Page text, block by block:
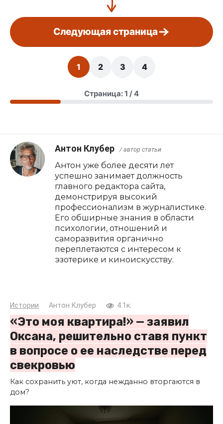
Следующая страница
1 2 3 4
Страница: 1 / 4
Антон Клубер / автор статьи
Антон уже более десяти лет
успешно занимает должность
главного редактора сайта,
демонстрируя высокий
профессионализм в журналистике.
Его обширные знания в области
психологии, отношений и
саморазвития органично
переплетаются с интересом к
эзотерике и киноискусству.
Истории Антон Клубер 4.1к.
«Это моя квартира!» — заявил
Оксана, решительно ставя пункт
в вопросе о ее наследстве перед
свекровью
Как сохранить уют, когда нежданно вторгаются в
дом?